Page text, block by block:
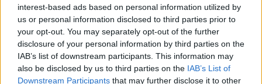
interest-based ads based on personal information utilized by
us or personal information disclosed to third parties prior to
your opt-out. You may separately opt-out of the further
disclosure of your personal information by third parties on the
IAB’s list of downstream participants. This information may
also be disclosed by us to third parties on the IAB’s List of
Downstream Participants that may further disclose it to other
00:00:30
Vaizdai iš tragiškos avarijos Vilniaus r.: dviejų moterų ir
vaiko gyvybių išgelbėti nepavyko
Žinios Lietuvos diena